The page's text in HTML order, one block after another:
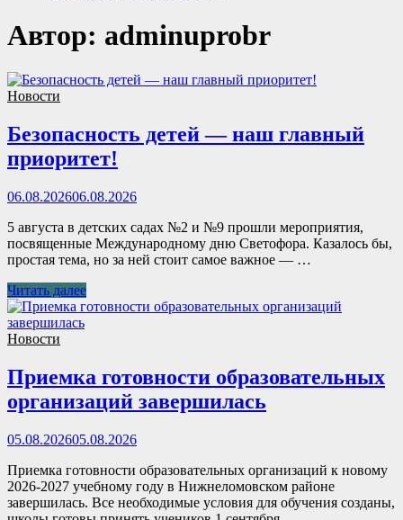
Автор: adminuprobr
Новости
Безопасность детей — наш главный
приоритет!
06.08.202606.08.2026
5 августа в детских садах №2 и №9 прошли мероприятия,
посвященные Международному дню Светофора. Казалось бы,
простая тема, но за ней стоит самое важное — …
Читать далее
Новости
Приемка готовности образовательных
организаций завершилась
05.08.202605.08.2026
Приемка готовности образовательных организаций к новому
2026-2027 учебному году в Нижнеломовском районе
завершилась. Все необходимые условия для обучения созданы,